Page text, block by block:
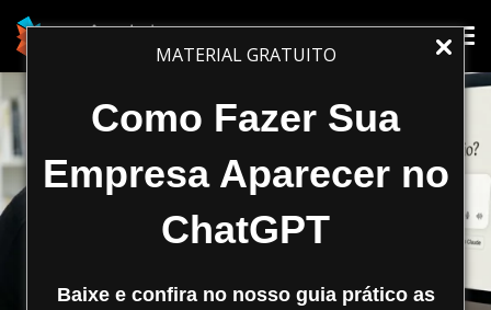
MATERIAL GRATUITO
Como Fazer Sua
Empresa Aparecer no
ChatGPT
Baixe e confira no nosso guia prático as